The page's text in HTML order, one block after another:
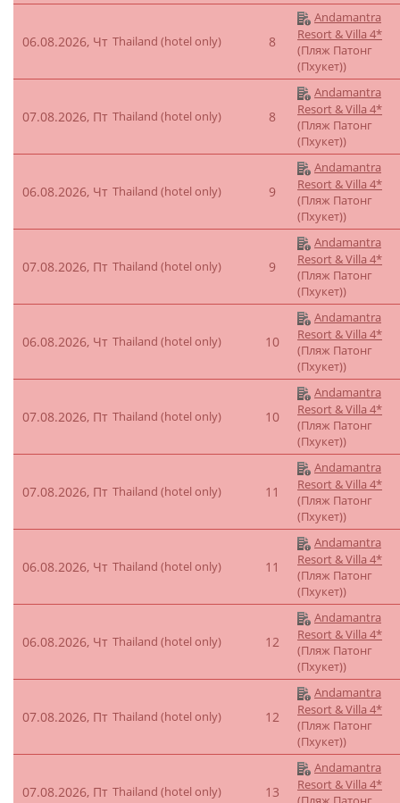
06.08.2026, Чт Thailand (hotel only) 8
Andamantra
Resort & Villa 4*
(Пляж Патонг
(Пхукет))
07.08.2026, Пт Thailand (hotel only) 8
Andamantra
Resort & Villa 4*
(Пляж Патонг
(Пхукет))
06.08.2026, Чт Thailand (hotel only) 9
Andamantra
Resort & Villa 4*
(Пляж Патонг
(Пхукет))
07.08.2026, Пт Thailand (hotel only) 9
Andamantra
Resort & Villa 4*
(Пляж Патонг
(Пхукет))
06.08.2026, Чт Thailand (hotel only) 10
Andamantra
Resort & Villa 4*
(Пляж Патонг
(Пхукет))
07.08.2026, Пт Thailand (hotel only) 10
Andamantra
Resort & Villa 4*
(Пляж Патонг
(Пхукет))
07.08.2026, Пт Thailand (hotel only) 11
Andamantra
Resort & Villa 4*
(Пляж Патонг
(Пхукет))
06.08.2026, Чт Thailand (hotel only) 11
Andamantra
Resort & Villa 4*
(Пляж Патонг
(Пхукет))
06.08.2026, Чт Thailand (hotel only) 12
Andamantra
Resort & Villa 4*
(Пляж Патонг
(Пхукет))
07.08.2026, Пт Thailand (hotel only) 12
Andamantra
Resort & Villa 4*
(Пляж Патонг
(Пхукет))
07.08.2026, Пт Thailand (hotel only) 13
Andamantra
Resort & Villa 4*